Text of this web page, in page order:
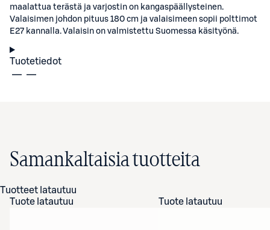
maalattua terästä ja varjostin on kangaspäällysteinen.
Valaisimen johdon pituus 180 cm ja valaisimeen sopii polttimot
E27 kannalla. Valaisin on valmistettu Suomessa käsityönä.
Tuotetiedot
Samankaltaisia tuotteita
Tuotteet latautuu
Tuote latautuu
Tuote latautuu